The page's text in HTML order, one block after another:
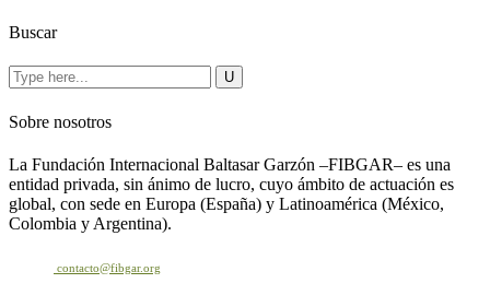
Buscar
Sobre nosotros
La Fundación Internacional Baltasar Garzón –FIBGAR– es una
entidad privada, sin ánimo de lucro, cuyo ámbito de actuación es
global, con sede en Europa (España) y Latinoamérica (México,
Colombia y Argentina).
contacto@fibgar.org